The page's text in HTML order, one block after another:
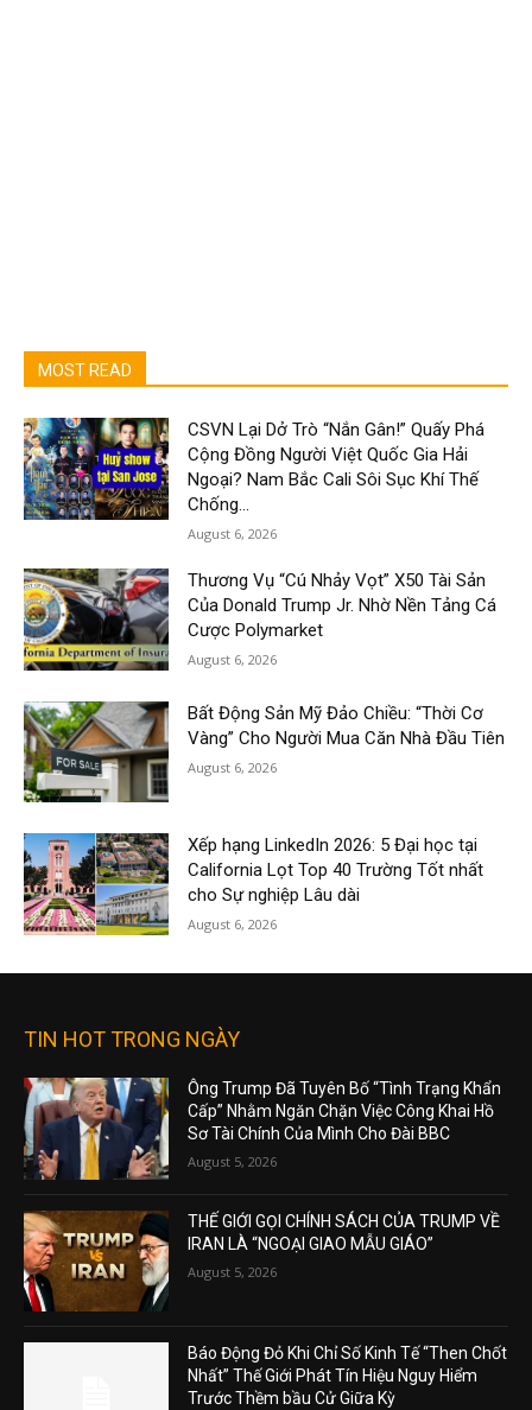
MOST READ
CSVN Lại Dở Trò “Nắn Gân!” Quấy Phá
Cộng Đồng Người Việt Quốc Gia Hải
Ngoại? Nam Bắc Cali Sôi Sục Khí Thế
Chống...
August 6, 2026
Thương Vụ “Cú Nhảy Vọt” X50 Tài Sản
Của Donald Trump Jr. Nhờ Nền Tảng Cá
Cược Polymarket
August 6, 2026
Bất Động Sản Mỹ Đảo Chiều: “Thời Cơ
Vàng” Cho Người Mua Căn Nhà Đầu Tiên
August 6, 2026
Xếp hạng LinkedIn 2026: 5 Đại học tại
California Lọt Top 40 Trường Tốt nhất
cho Sự nghiệp Lâu dài
August 6, 2026
TIN HOT TRONG NGÀY
Ông Trump Đã Tuyên Bố “Tình Trạng Khẩn
Cấp” Nhằm Ngăn Chặn Việc Công Khai Hồ
Sơ Tài Chính Của Mình Cho Đài BBC
August 5, 2026
THẾ GIỚI GỌI CHÍNH SÁCH CỦA TRUMP VỀ
IRAN LÀ “NGOẠI GIAO MẪU GIÁO”
August 5, 2026
Báo Động Đỏ Khi Chỉ Số Kinh Tế “Then Chốt
Nhất” Thế Giới Phát Tín Hiệu Nguy Hiểm
Trước Thềm bầu Cử Giữa Kỳ